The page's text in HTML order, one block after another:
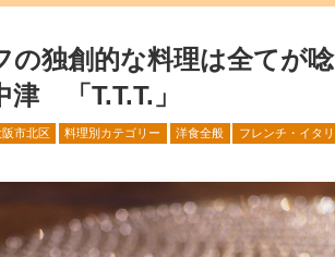
の独創的な料理は全てが
「T.T.T.」
阪市北区 料理別カテゴリー 洋食全般 フレンチ・イタ